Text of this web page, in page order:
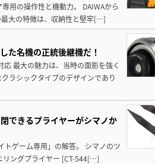
用の操作性と機動力。 DAIWAから
大の特徴は、収納性と堅牢[…]
た名機の正統後継機だ！
最大の魅力は、当時の面影を強く
ラシックタイプのデザインであり
できるプライヤーがシマノか
トゲーム専用」の解答。 シマノのツ
リングプライヤー [CT-544[…]